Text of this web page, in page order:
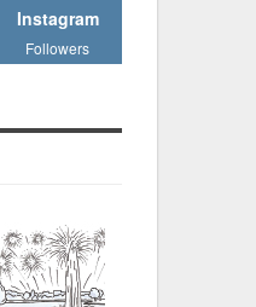
Instagram
Followers